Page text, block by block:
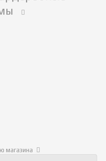
магазина